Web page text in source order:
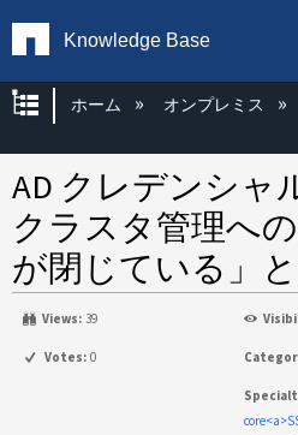
Knowledge Base
グローバル階層を
ホーム オンプレミス
AD クレデンシャ
クラスタ管理へ
が閉じている」
Views: 39
Votes: 0